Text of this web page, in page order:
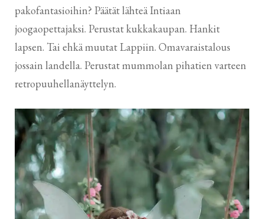
pakofantasioihin? Päätät lähteä Intiaan
joogaopettajaksi. Perustat kukkakaupan. Hankit
lapsen. Tai ehkä muutat Lappiin. Omavaraistalous
jossain landella. Perustat mummolan pihatien varteen
retropuuhellanäyttelyn.